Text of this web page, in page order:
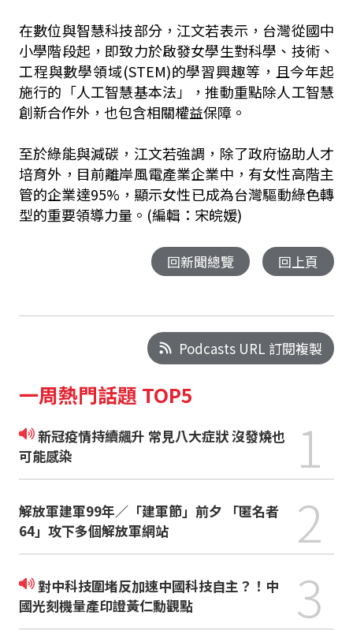
在數位與智慧科技部分，江文若表示，台灣從國中
小學階段起，即致力於啟發女學生對科學、技術、
工程與數學領域(STEM)的學習興趣等，且今年起
施行的「人工智慧基本法」，推動重點除人工智慧
創新合作外，也包含相關權益保障。
至於綠能與減碳，江文若強調，除了政府協助人才
培育外，目前離岸風電產業企業中，有女性高階主
管的企業達95%，顯示女性已成為台灣驅動綠色轉
型的重要領導力量。(編輯：宋皖媛)
回新聞總覽 回上頁
Podcasts URL 訂閱複製
一周熱門話題 TOP5
新冠疫情持續飆升 常見八大症狀 沒發燒也
可能感染
1
解放軍建軍99年／「建軍節」前夕 「匿名者
64」攻下多個解放軍網站
2
對中科技圍堵反加速中國科技自主？！中
國光刻機量產印證黃仁勳觀點
3